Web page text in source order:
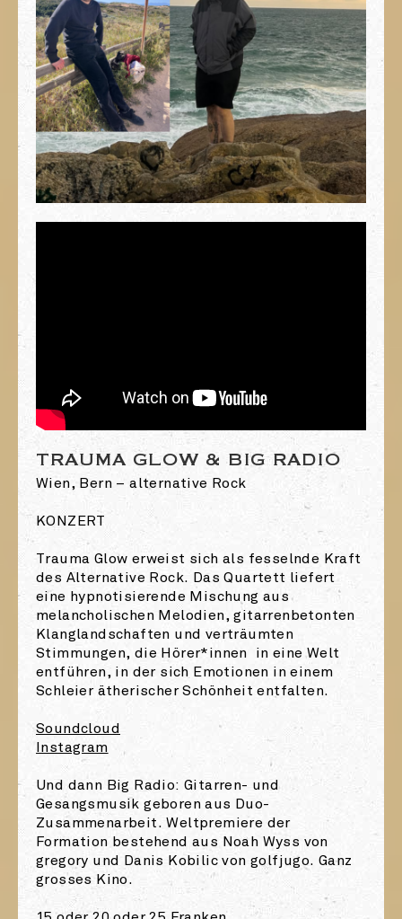
TRAUMA GLOW & BIG RADIO
Wien, Bern – alternative Rock
KONZERT
Trauma Glow erweist sich als fesselnde Kraft
des Alternative Rock. Das Quartett liefert
eine hypnotisierende Mischung aus
melancholischen Melodien, gitarrenbetonten
Klanglandschaften und verträumten
Stimmungen, die Hörer*innen in eine Welt
entführen, in der sich Emotionen in einem
Schleier ätherischer Schönheit entfalten.
Soundcloud
Instagram
Und dann Big Radio: Gitarren- und
Gesangsmusik geboren aus Duo-
Zusammenarbeit. Weltpremiere der
Formation bestehend aus Noah Wyss von
gregory und Danis Kobilic von golfjugo. Ganz
grosses Kino.